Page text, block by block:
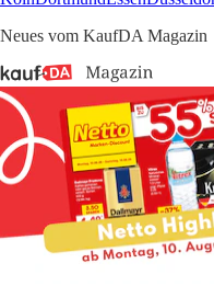
Neues vom KaufDA Magazin